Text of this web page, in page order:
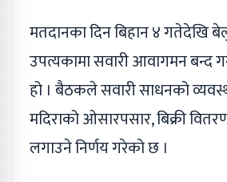
मतदानका दिन बिहान ४ गतेदेखि
उपत्यकामा सवारी आवागमन बन्द
हो । बैठकले सवारी साधनको
मदिराको ओसारपसार, बिक्री
लगाउने निर्णय गरेको छ ।